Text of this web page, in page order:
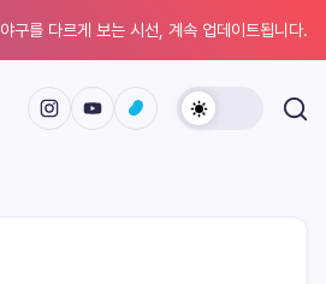
야구를 다르게 보는 시선, 계속 업데이트됩니다.